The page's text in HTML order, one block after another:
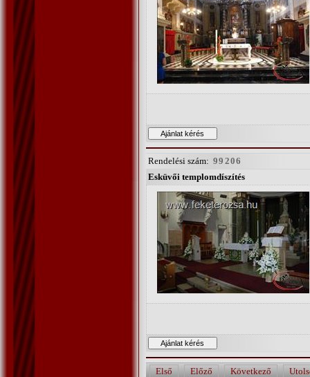
Rendelési szám: 99206
Esküvői templomdíszítés
Első Előző Következő